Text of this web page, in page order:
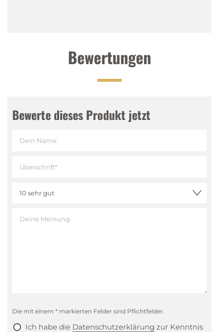
Bewertungen
Bewerte dieses Produkt jetzt
Die mit einem * markierten Felder sind Pflichtfelder.
Ich habe die Datenschutzerklärung zur Kenntnis